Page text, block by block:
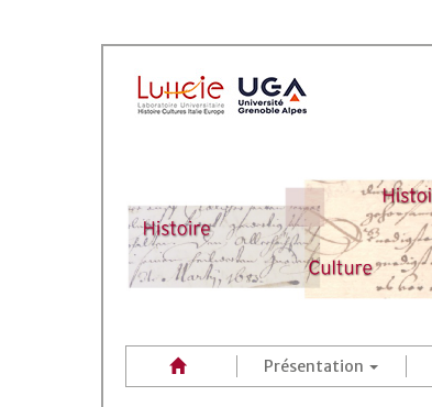
Présentation